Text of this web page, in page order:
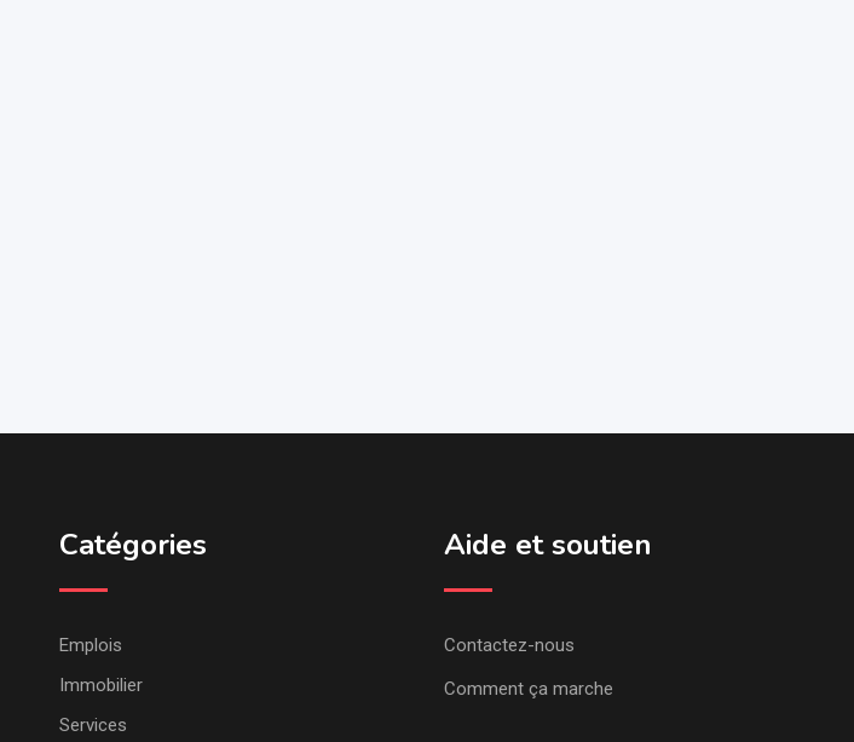
Catégories
Emplois
Immobilier
Services
Aide et soutien
Contactez-nous
Comment ça marche